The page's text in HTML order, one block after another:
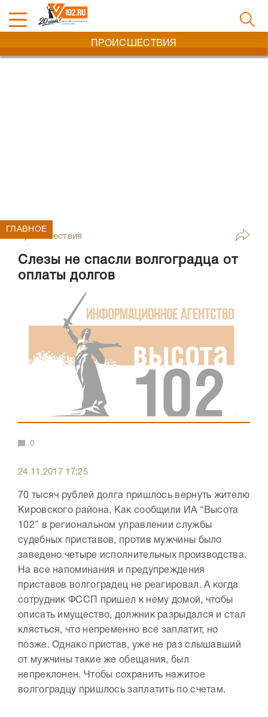
ПРОИСШЕСТВИЯ
Происшествия
Слезы не спасли волгоградца от
оплаты долгов
ГЛАВНОЕ
0
24.11.2017 17:25
70 тысяч рублей долга пришлось вернуть жителю
Кировского района. Как сообщили ИА “Высота
102” в региональном управлении службы
судебных приставов, против мужчины было
заведено четыре исполнительных производства.
На все напоминания и предупреждения
приставов волгоградец не реагировал. А когда
сотрудник ФССП пришел к нему домой, чтобы
описать имущество, должник разрыдался и стал
клясться, что непременно все заплатит, но
позже. Однако пристав, уже не раз слышавший
от мужчины такие же обещания, был
непреклонен. Чтобы сохранить нажитое
волгоградцу пришлось заплатить по счетам.